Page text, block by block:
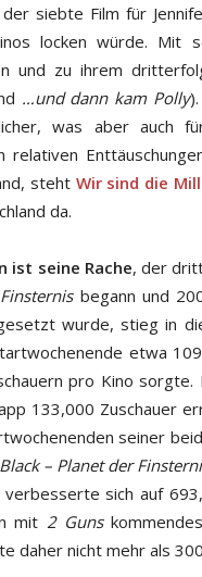
siebte Film für
locken würde. Mit
und zu ihrem
…und dann kam Polly
was aber auch
relativen
steht Wir sind die
da.
ist seine Rache, der
begann und
wurde, stieg in
etwa
pro Kino sorgte.
133,000 Zuschauer
seiner
– Planet der
verbesserte sich auf
mit 2 Guns
daher nicht mehr als